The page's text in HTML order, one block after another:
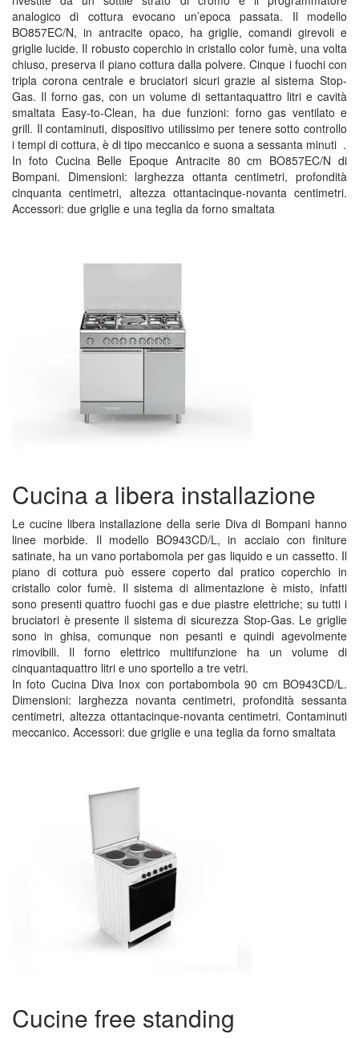
analogico di cottura evocano un’epoca passata. Il modello
BO857EC/N, in antracite opaco, ha griglie, comandi girevoli e
griglie lucide. Il robusto coperchio in cristallo color fumè, una volta
chiuso, preserva il piano cottura dalla polvere. Cinque i fuochi con
tripla corona centrale e bruciatori sicuri grazie al sistema Stop-
Gas. Il forno gas, con un volume di settantaquattro litri e cavità
smaltata Easy-to-Clean, ha due funzioni: forno gas ventilato e
grill. Il contaminuti, dispositivo utilissimo per tenere sotto controllo
i tempi di cottura, è di tipo meccanico e suona a sessanta minuti .
In foto Cucina Belle Epoque Antracite 80 cm BO857EC/N di
Bompani. Dimensioni: larghezza ottanta centimetri, profondità
cinquanta centimetri, altezza ottantacinque-novanta centimetri.
Accessori: due griglie e una teglia da forno smaltata
Cucina a libera installazione
Le cucine libera installazione della serie Diva di Bompani hanno
linee morbide. Il modello BO943CD/L, in acciaio con finiture
satinate, ha un vano portabomola per gas liquido e un cassetto. Il
piano di cottura può essere coperto dal pratico coperchio in
cristallo color fumè. Il sistema di alimentazione è misto, infatti
sono presenti quattro fuochi gas e due piastre elettriche; su tutti i
bruciatori è presente il sistema di sicurezza Stop-Gas. Le griglie
sono in ghisa, comunque non pesanti e quindi agevolmente
rimovibili. Il forno elettrico multifunzione ha un volume di
cinquantaquattro litri e uno sportello a tre vetri.
In foto Cucina Diva Inox con portabombola 90 cm BO943CD/L.
Dimensioni: larghezza novanta centimetri, profondità sessanta
centimetri, altezza ottantacinque-novanta centimetri. Contaminuti
meccanico. Accessori: due griglie e una teglia da forno smaltata
Cucine free standing